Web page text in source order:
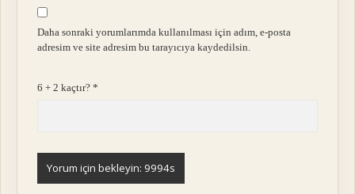
Daha sonraki yorumlarımda kullanılması için adım, e-posta
adresim ve site adresim bu tarayıcıya kaydedilsin.
6 + 2 kaçtır?*